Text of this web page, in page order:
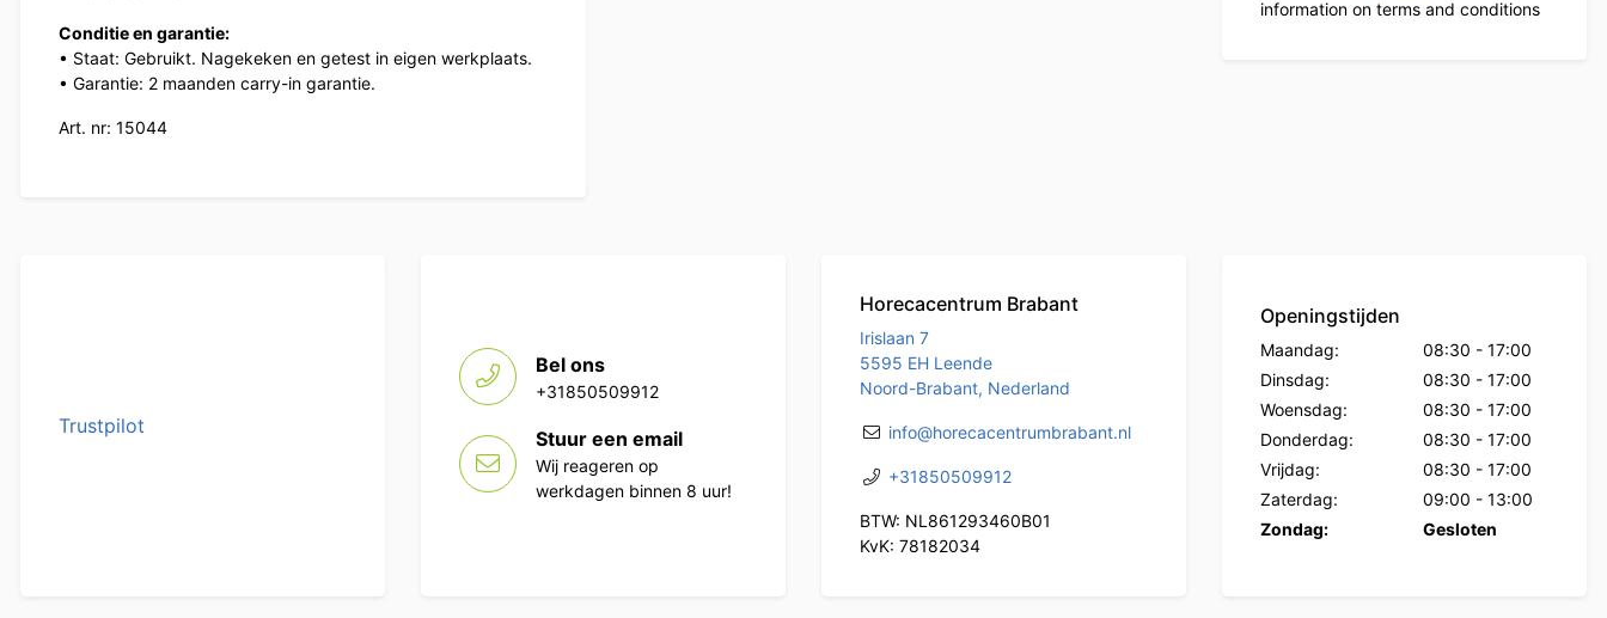
Conditie en garantie:
• Staat: Gebruikt. Nagekeken en getest in eigen werkplaats.
• Garantie: 2 maanden carry-in garantie.
Art. nr: 15044
information on terms and conditions
Trustpilot
Bel ons
+31850509912
Stuur een email
Wij reageren op
werkdagen binnen 8 uur!
Horecacentrum Brabant
Irislaan 7
5595 EH Leende
Noord-Brabant, Nederland
info@horecacentrumbrabant.nl
+31850509912
BTW: NL861293460B01
KvK: 78182034
Openingstijden
Maandag: 08:30 - 17:00
Dinsdag:
08:30 - 17:00
Woensdag:
08:30 - 17:00
Donderdag:
08:30 - 17:00
Vrijdag:
08:30 - 17:00
Zaterdag:
09:00 - 13:00
Zondag:
Gesloten